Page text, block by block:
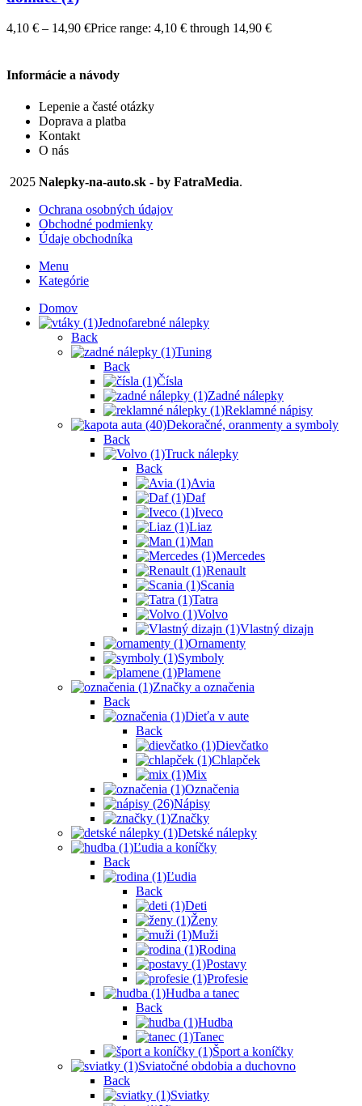
4,10 € – 14,90 €Price range: 4,10 € through 14,90 €
Informácie a návody
Lepenie a časté otázky
Doprava a platba
Kontakt
O nás
2025 Nalepky-na-auto.sk - by FatraMedia.
Ochrana osobných údajov
Obchodné podmienky
Údaje obchodníka
Menu
Kategórie
Domov
Jednofarebné nálepky
Back
Tuning
Back
Čísla
Zadné nálepky
Reklamné nápisy
Dekoračné, oranmenty a symboly
Back
Truck nálepky
Back
Avia
Daf
Iveco
Liaz
Man
Mercedes
Renault
Scania
Tatra
Volvo
Vlastný dizajn
Ornamenty
Symboly
Plamene
Značky a označenia
Back
Dieťa v aute
Back
Dievčatko
Chlapček
Mix
Označenia
Nápisy
Značky
Detské nálepky
Ľudia a koníčky
Back
Ľudia
Back
Deti
Ženy
Muži
Rodina
Postavy
Profesie
Hudba a tanec
Back
Hudba
Tanec
Šport a koníčky
Sviatočné obdobia a duchovno
Back
Sviatky